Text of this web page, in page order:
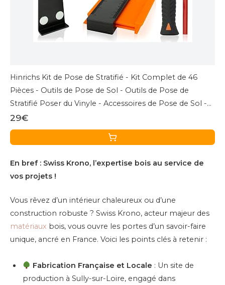
Hinrichs Kit de Pose de Stratifié - Kit Complet de 46
Pièces - Outils de Pose de Sol - Outils de Pose de
Stratifié Poser du Vinyle - Accessoires de Pose de Sol -
Pose de Stratifié
29€
En bref : Swiss Krono, l’expertise bois au service de
vos projets !
Vous rêvez d’un intérieur chaleureux ou d’une
construction robuste ? Swiss Krono, acteur majeur des
matériaux bois, vous ouvre les portes d’un savoir-faire
unique, ancré en France. Voici les points clés à retenir :
Fabrication Française et Locale : Un site de
production à Sully-sur-Loire, engagé dans